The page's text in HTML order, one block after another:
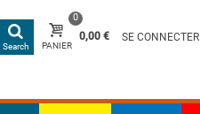
Search PANIER
0
0,00 € SE CONNECTER